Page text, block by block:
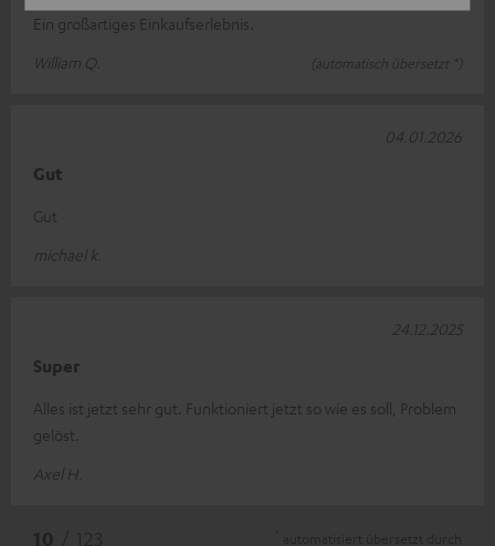
Ein großartiges Einkaufserlebnis.
William Q.
(automatisch übersetzt *)
Gut
Gut
michael k.
04.01.2026
Super
Alles ist jetzt sehr gut. Funktioniert jetzt so wie es soll, Problem
gelöst.
Axel H.
24.12.2025